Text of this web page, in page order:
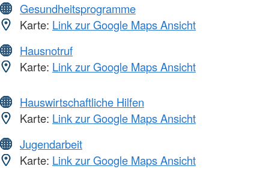
Gesundheitsprogramme
Karte: Link zur Google Maps Ansicht
Hausnotruf
Karte: Link zur Google Maps Ansicht
Hauswirtschaftliche Hilfen
Karte: Link zur Google Maps Ansicht
Jugendarbeit
Karte: Link zur Google Maps Ansicht